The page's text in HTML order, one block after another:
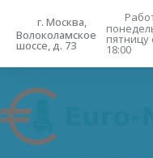
г. Москва,
Волоколамское
шоссе, д. 73 пятницу
18:00